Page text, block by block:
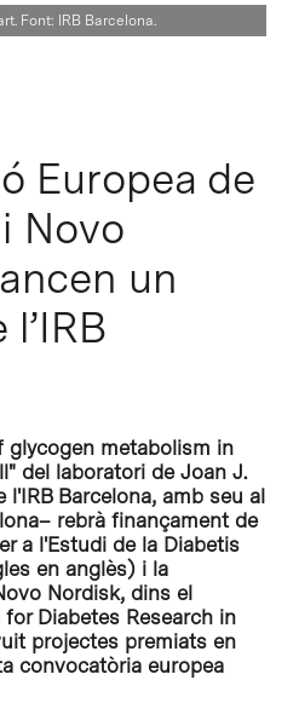
Font: IRB Barcelona.
Europea de
Novo
un
glycogen metabolism in
del laboratori de Joan J.
Barcelona, amb seu al
rebrà finançament de
a l'Estudi de la Diabetis
en anglès) i la
Nordisk, dins el
Diabetes Research in
projectes premiats en
convocatòria europea